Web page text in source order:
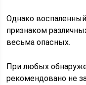
Однако
признаком
весьма опасных.
При любых
рекомендовано не